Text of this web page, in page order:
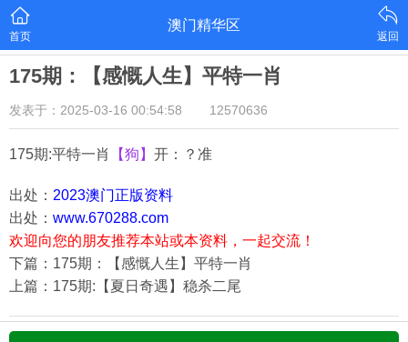
首页
澳门精华区
返回
175期：【感慨人生】平特一肖
发表于：2025-03-16 00:54:58 12570636
175期:平特一肖 【狗】 开：？准
出处： 2023澳门正版资料
出处： www.670288.com
欢迎向您的朋友推荐本站或本资料，一起交流！
下篇：175期：【感慨人生】平特一肖
上篇：175期:【夏日奇遇】稳杀二尾